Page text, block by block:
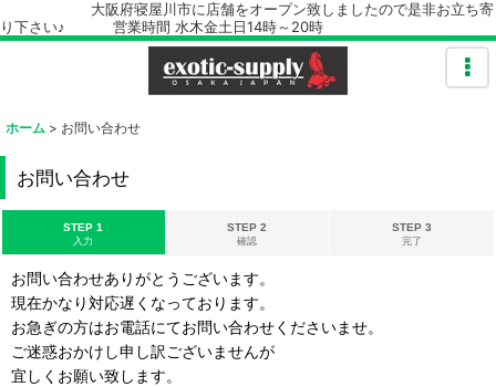
大阪府寝屋川市に店舗をオープン致しましたので是非お立ち寄
り下さい♪ 営業時間 水木金土日14時～20時
ホーム > お問い合わせ
お問い合わせ
STEP 1
入力
STEP 2
確認
STEP 3
完了
お問い合わせありがとうございます。
現在かなり対応遅くなっております。
お急ぎの方はお電話にてお問い合わせくださいませ。
ご迷惑おかけし申し訳ございませんが
宜しくお願い致します。